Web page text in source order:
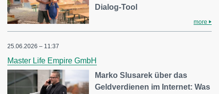
Dialog-Tool
more
25.06.2026 – 11:37
Master Life Empire GmbH
Marko Slusarek über das
Geldverdienen im Internet: Was